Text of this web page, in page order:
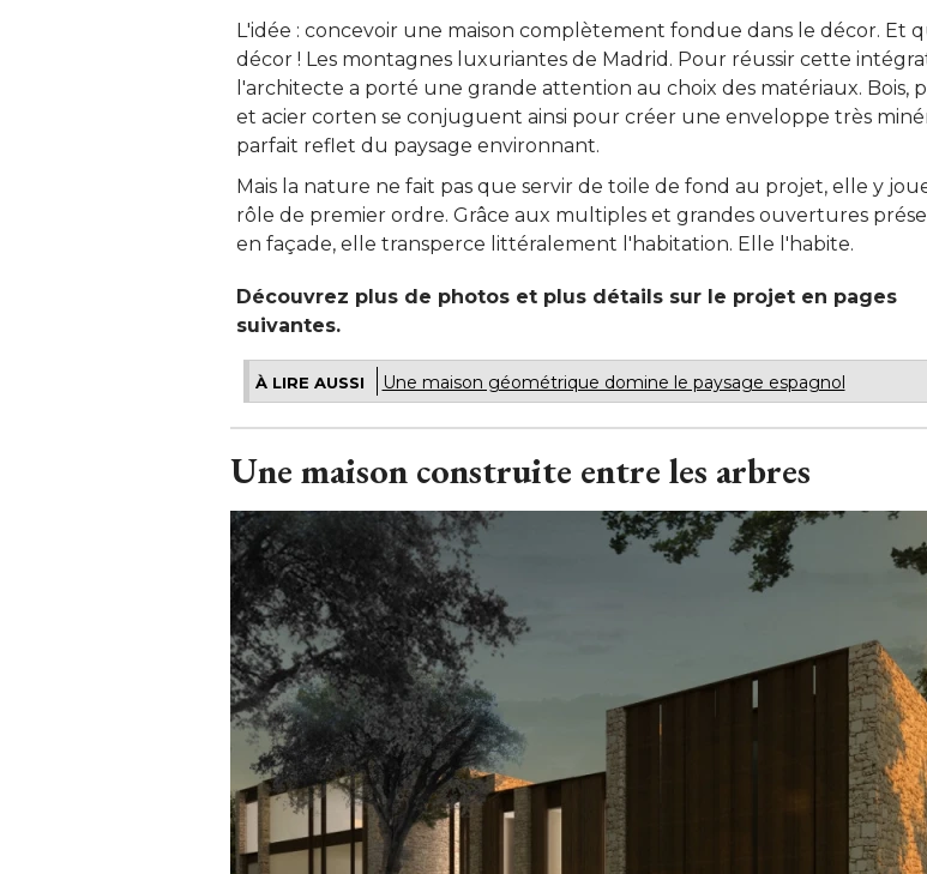
L'idée : concevoir une maison complètement fondue dans le décor. Et
décor ! Les montagnes luxuriantes de Madrid. Pour réussir cette
l'architecte a porté une grande attention au choix des matériaux. Bois,
et acier corten se conjuguent ainsi pour créer une enveloppe très
parfait reflet du paysage environnant.
Mais la nature ne fait pas que servir de toile de fond au projet, elle y
rôle de premier ordre. Grâce aux multiples et grandes ouvertures
en façade, elle transperce littéralement l'habitation. Elle l'habite.
Découvrez plus de photos et plus détails sur le projet en pages
suivantes.
À LIRE AUSSI Une maison géométrique domine le paysage espagnol
Une maison construite entre les arbres